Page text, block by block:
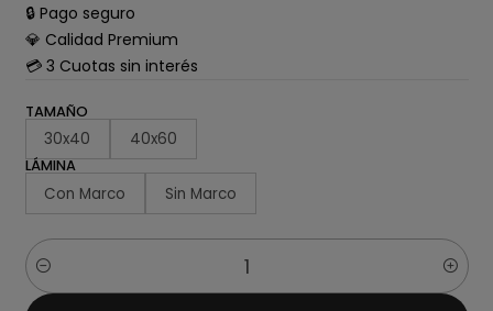
🔒 Pago seguro
💎 Calidad Premium
💳 3 Cuotas sin interés
TAMAÑO
30x40 40x60
LÁMINA
Con Marco Sin Marco
Cantidad